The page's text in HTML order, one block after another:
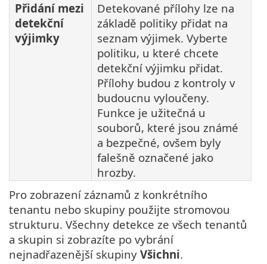
Přidání mezi
detekční
výjimky
Detekované přílohy lze na
základě politiky přidat na
seznam výjimek. Vyberte
politiku, u které chcete
detekční výjimku přidat.
Přílohy budou z kontroly v
budoucnu vyloučeny.
Funkce je užitečná u
souborů, které jsou známé
a bezpečné, ovšem byly
falešně označené jako
hrozby.
Pro zobrazení záznamů z konkrétního
tenantu nebo skupiny použijte stromovou
strukturu. Všechny detekce ze všech tenantů
a skupin si zobrazíte po vybrání
nejnadřazenější skupiny Všichni.